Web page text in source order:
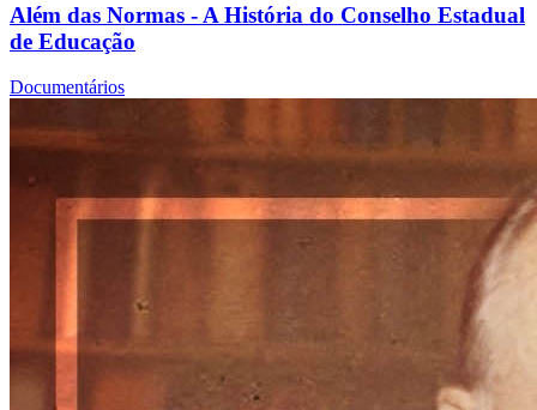
Além das Normas - A História do Conselho Estadual
de Educação
Documentários